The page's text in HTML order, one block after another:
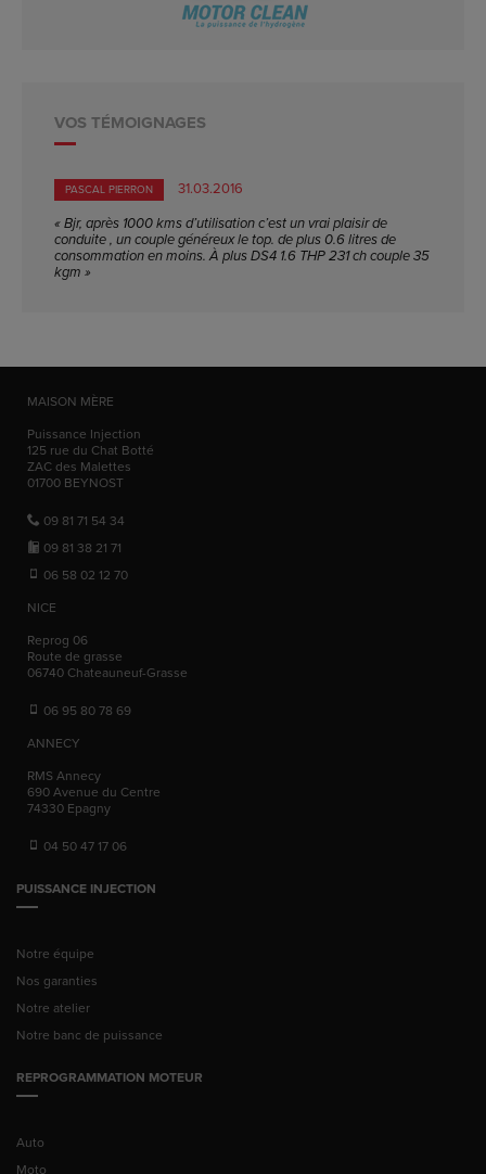
VOS TÉMOIGNAGES
PASCAL PIERRON
31.03.2016
« Bjr, après 1000 kms d’utilisation c’est un vrai plaisir de
conduite , un couple généreux le top. de plus 0.6 litres de
consommation en moins. À plus DS4 1.6 THP 231 ch couple 35
kgm »
MAISON MÈRE
Puissance Injection
125 rue du Chat Botté
ZAC des Malettes
01700 BEYNOST
09 81 71 54 34
09 81 38 21 71
06 58 02 12 70
NICE
Reprog 06
Route de grasse
06740 Chateauneuf-Grasse
06 95 80 78 69
ANNECY
RMS Annecy
690 Avenue du Centre
74330 Epagny
04 50 47 17 06
PUISSANCE INJECTION
Notre équipe
Nos garanties
Notre atelier
Notre banc de puissance
REPROGRAMMATION MOTEUR
Auto
Moto